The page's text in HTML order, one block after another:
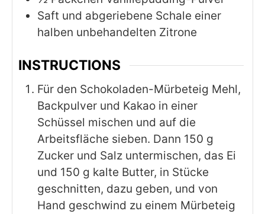
Saft und abgeriebene Schale einer
halben unbehandelten Zitrone
INSTRUCTIONS
Für den Schokoladen-Mürbeteig Mehl,
Backpulver und Kakao in einer
Schüssel mischen und auf die
Arbeitsfläche sieben. Dann 150 g
Zucker und Salz untermischen, das Ei
und 150 g kalte Butter, in Stücke
geschnitten, dazu geben, und von
Hand geschwind zu einem Mürbeteig